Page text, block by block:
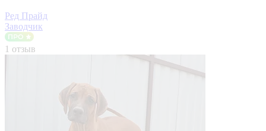
Ред Прайд
Заводчик
1 отзыв